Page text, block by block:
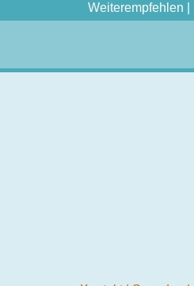
Weiterempfehlen